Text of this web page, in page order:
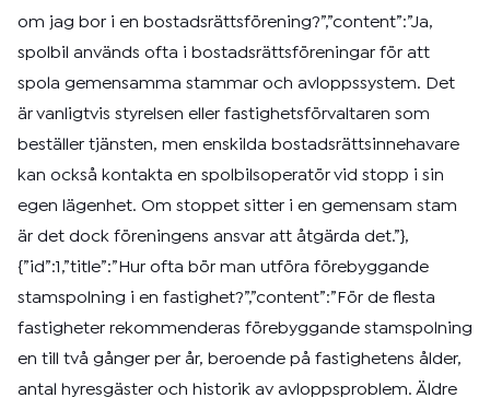
om jag bor i en bostadsrättsförening?”,”content”:”Ja,
spolbil används ofta i bostadsrättsföreningar för att
spola gemensamma stammar och avloppssystem. Det
är vanligtvis styrelsen eller fastighetsförvaltaren som
beställer tjänsten, men enskilda bostadsrättsinnehavare
kan också kontakta en spolbilsoperatör vid stopp i sin
egen lägenhet. Om stoppet sitter i en gemensam stam
är det dock föreningens ansvar att åtgärda det.”},
{”id”:1,”title”:”Hur ofta bör man utföra förebyggande
stamspolning i en fastighet?”,”content”:”För de flesta
fastigheter rekommenderas förebyggande stamspolning
en till två gånger per år, beroende på fastighetens ålder,
antal hyresgäster och historik av avloppsproblem. Äldre